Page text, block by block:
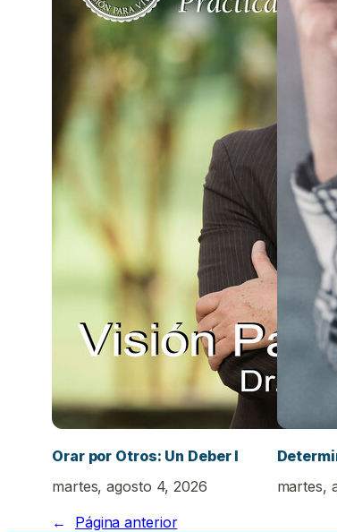
Orar por Otros: Un Deber I
martes, agosto 4, 2026
martes,
←
Página anterior